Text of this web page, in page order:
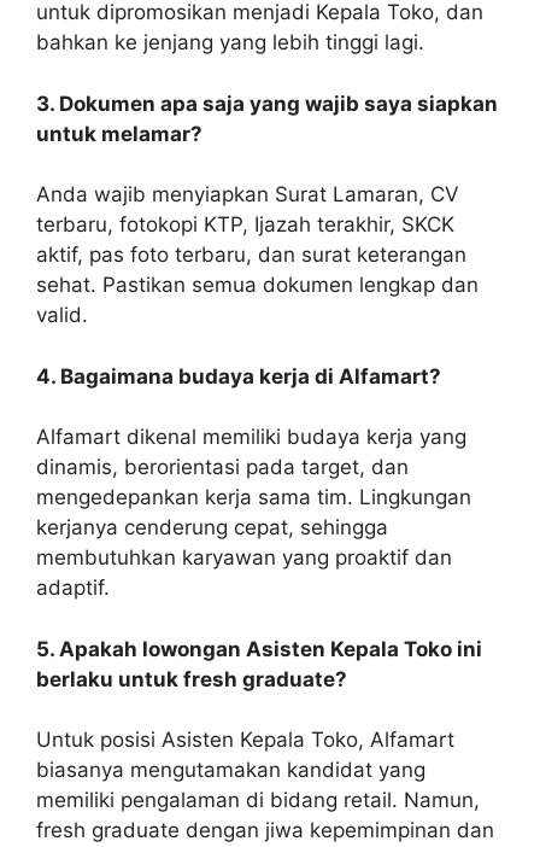
untuk dipromosikan menjadi Kepala Toko, dan
bahkan ke jenjang yang lebih tinggi lagi.
3. Dokumen apa saja yang wajib saya siapkan
untuk melamar?
Anda wajib menyiapkan Surat Lamaran, CV
terbaru, fotokopi KTP, Ijazah terakhir, SKCK
aktif, pas foto terbaru, dan surat keterangan
sehat. Pastikan semua dokumen lengkap dan
valid.
4. Bagaimana budaya kerja di Alfamart?
Alfamart dikenal memiliki budaya kerja yang
dinamis, berorientasi pada target, dan
mengedepankan kerja sama tim. Lingkungan
kerjanya cenderung cepat, sehingga
membutuhkan karyawan yang proaktif dan
adaptif.
5. Apakah lowongan Asisten Kepala Toko ini
berlaku untuk fresh graduate?
Untuk posisi Asisten Kepala Toko, Alfamart
biasanya mengutamakan kandidat yang
memiliki pengalaman di bidang retail. Namun,
fresh graduate dengan jiwa kepemimpinan dan